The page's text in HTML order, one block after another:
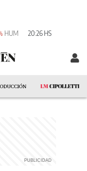
HUM 20:26 HS